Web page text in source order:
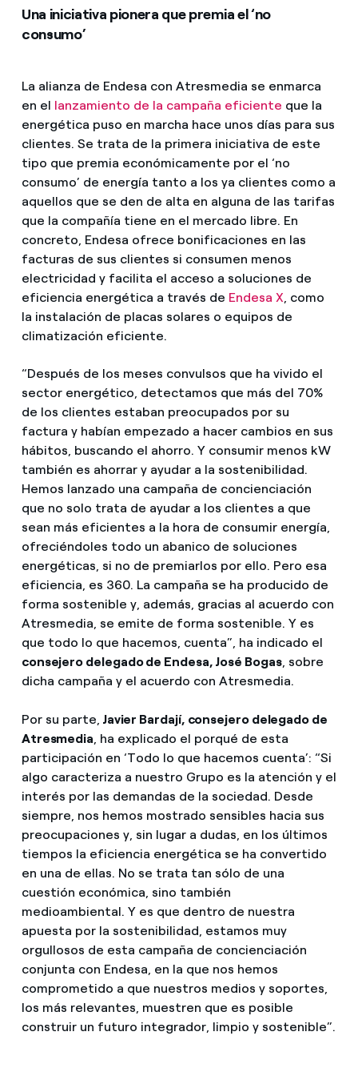
Una iniciativa pionera que premia el ‘no
consumo’
La alianza de Endesa con Atresmedia se enmarca
en el lanzamiento de la campaña eficiente que la
energética puso en marcha hace unos días para sus
clientes. Se trata de la primera iniciativa de este
tipo que premia económicamente por el ‘no
consumo’ de energía tanto a los ya clientes como a
aquellos que se den de alta en alguna de las tarifas
que la compañía tiene en el mercado libre. En
concreto, Endesa ofrece bonificaciones en las
facturas de sus clientes si consumen menos
electricidad y facilita el acceso a soluciones de
eficiencia energética a través de Endesa X, como
la instalación de placas solares o equipos de
climatización eficiente.
“Después de los meses convulsos que ha vivido el
sector energético, detectamos que más del 70%
de los clientes estaban preocupados por su
factura y habían empezado a hacer cambios en sus
hábitos, buscando el ahorro. Y consumir menos kW
también es ahorrar y ayudar a la sostenibilidad.
Hemos lanzado una campaña de concienciación
que no solo trata de ayudar a los clientes a que
sean más eficientes a la hora de consumir energía,
ofreciéndoles todo un abanico de soluciones
energéticas, si no de premiarlos por ello. Pero esa
eficiencia, es 360. La campaña se ha producido de
forma sostenible y, además, gracias al acuerdo con
Atresmedia, se emite de forma sostenible. Y es
que todo lo que hacemos, cuenta”, ha indicado el
consejero delegado de Endesa, José Bogas, sobre
dicha campaña y el acuerdo con Atresmedia.
Por su parte, Javier Bardají, consejero delegado de
Atresmedia , ha explicado el porqué de esta
participación en ‘Todo lo que hacemos cuenta’: “Si
algo caracteriza a nuestro Grupo es la atención y el
interés por las demandas de la sociedad. Desde
siempre, nos hemos mostrado sensibles hacia sus
preocupaciones y, sin lugar a dudas, en los últimos
tiempos la eficiencia energética se ha convertido
en una de ellas. No se trata tan sólo de una
cuestión económica, sino también
medioambiental. Y es que dentro de nuestra
apuesta por la sostenibilidad, estamos muy
orgullosos de esta campaña de concienciación
conjunta con Endesa, en la que nos hemos
comprometido a que nuestros medios y soportes,
los más relevantes, muestren que es posible
construir un futuro integrador, limpio y sostenible”.